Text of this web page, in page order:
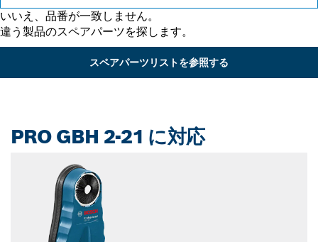
いいえ、品番が一致しません。
違う製品のスペアパーツを探します。
スペアパーツリストを参照する
PRO GBH 2-21 に対応